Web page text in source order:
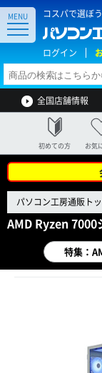
コスパで選ぼ
ログイン
MENU
全国店舗情報
初めての方 お気
パソコン工房通販ト
AMD Ryzen 7000
特集：